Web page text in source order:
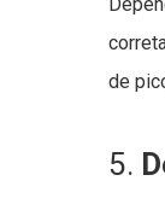
de
5.